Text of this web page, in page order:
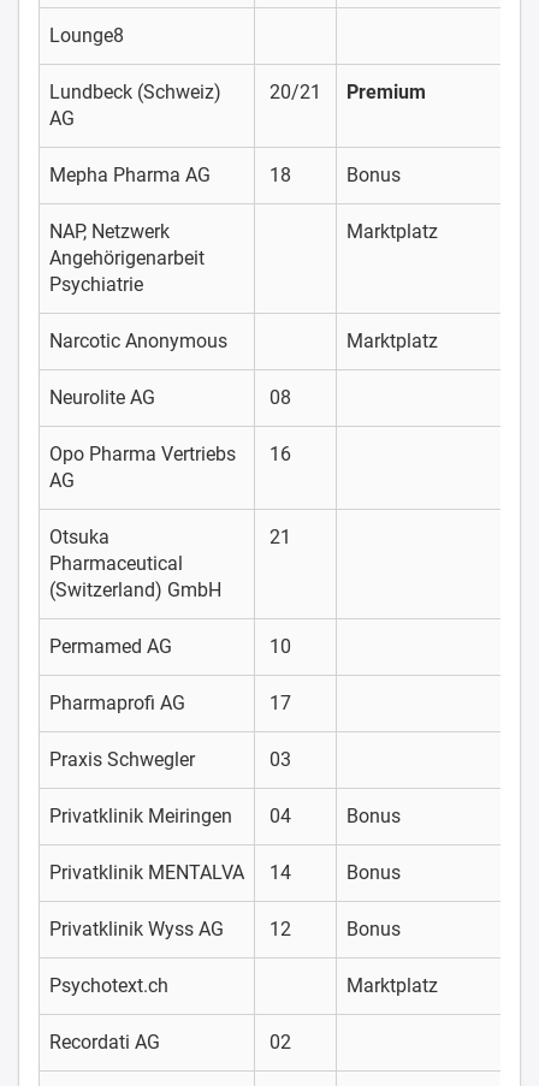
Lounge8
Lundbeck (Schweiz)
AG
20/21 Premium
Mepha Pharma AG 18 Bonus
NAP, Netzwerk
Angehörigenarbeit
Psychiatrie
Marktplatz
Narcotic Anonymous Marktplatz
Neurolite AG 08
Opo Pharma Vertriebs
AG
16
Otsuka
Pharmaceutical
(Switzerland) GmbH
21
Permamed AG 10
Pharmaprofi AG 17
Praxis Schwegler 03
Privatklinik Meiringen 04 Bonus
Privatklinik MENTALVA 14 Bonus
Privatklinik Wyss AG 12 Bonus
Psychotext.ch Marktplatz
Recordati AG 02